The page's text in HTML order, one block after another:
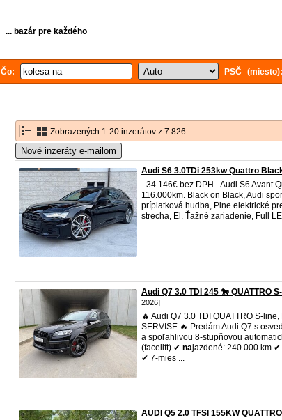
... bazár pre každého
Čo: PSČ
Zobrazených 1-20 inzerátov z 7 826
Nové inzeráty e-mailom
Audi S6 3.0TDi 253kw Quattro
- 34.146€ bez DPH - Audi S6 Avant
116.000km. Black on Black, Audi
príplatková hudba, Plne elektrické
strecha, El. Ťažné zariadenie, Full
Audi Q7 3.0 TDI 245 🐎 QUATTRO
2026]
🔥 Audi Q7 3.0 TDI QUATTRO S-line,
SERVISE 🔥 Predám Audi Q7 s
a spoľahlivou 8-stupňovou
(facelift) ✔ najazdené: 240 000 km
✔ 7-mies ...
AUDI Q5 2.0 TFSI 155KW